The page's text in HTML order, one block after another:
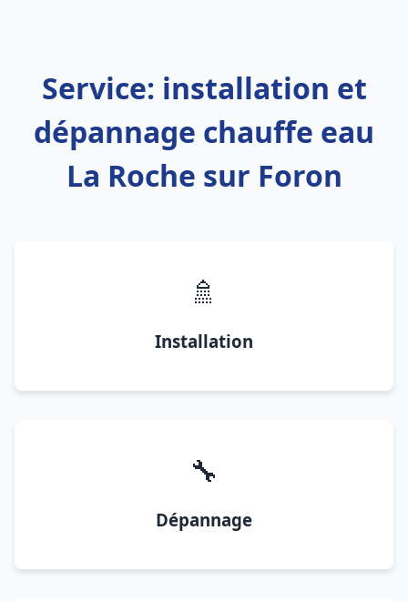
Service: installation et
dépannage chauffe eau
La Roche sur Foron
🚿
Installation
🔧
Dépannage